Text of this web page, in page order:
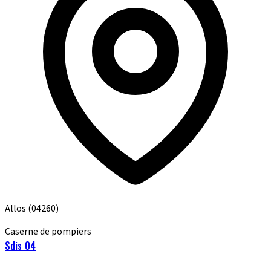
Allos (04260)
Caserne de pompiers
Sdis 04